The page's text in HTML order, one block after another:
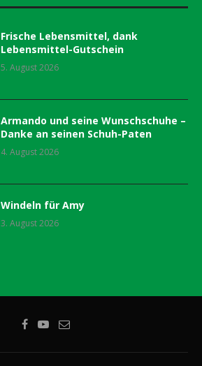
Frische Lebensmittel, dank
Lebensmittel-Gutschein
5. August 2026
Armando und seine Wunschschuhe –
Danke an seinen Schuh-Paten
4. August 2026
Windeln für Amy
3. August 2026